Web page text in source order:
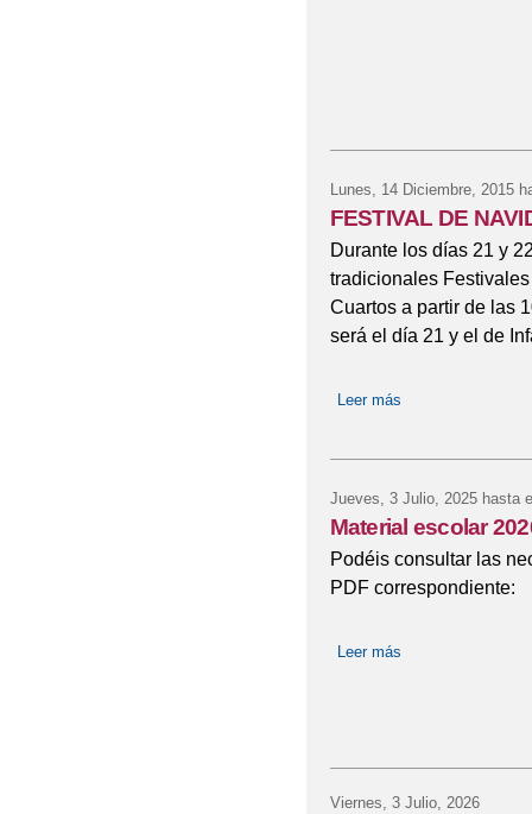
Lunes, 14 Diciembre, 2015
FESTIVAL DE
Durante los días 21 y
tradicionales
Cuartos a partir de las
será el día 21 y el de
Leer más
Jueves, 3 Julio, 2025hasta
Material escolar
Podéis consultar las
PDF correspondiente:
Leer más
Viernes, 3 Julio, 2026